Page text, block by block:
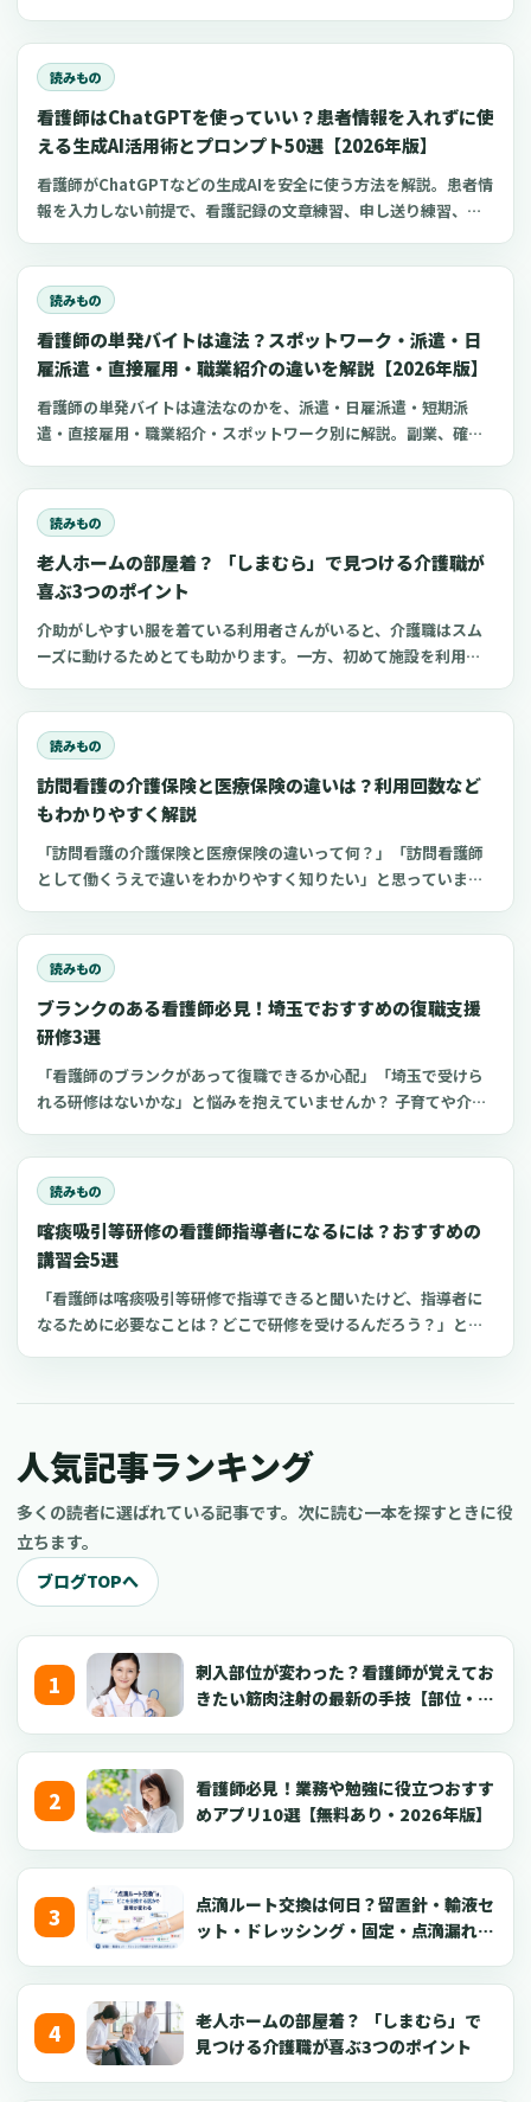
び方、針のゲージと長さ、皮下注射との違い、神経損傷やSIRVA
を避けるポイント、ワクチン接種時の手順までわかりやすく解説
します。
読みもの
看護師はChatGPTを使っていい？患者情報を入れずに使
える生成AI活用術とプロンプト50選【2026年版】
看護師がChatGPTなどの生成AIを安全に使う方法を解説。患者情
報を入力しない前提で、看護記録の文章練習、申し送り練習、復
読みもの
看護師の単発バイトは違法？スポットワーク・派遣・日
雇派遣・直接雇用・職業紹介の違いを解説【2026年版】
看護師の単発バイトは違法なのかを、派遣・日雇派遣・短期派
遣・直接雇用・職業紹介・スポットワーク別に解説。副業、確定
点も整理します。
読みもの
老人ホームの部屋着？ 「しまむら」で見つける介護職が
喜ぶ3つのポイント
介助がしやすい服を着ている利用者さんがいると、介護職はスム
ーズに動けるためとても助かります。一方、初めて施設を利用す
道府県に約1,400店舗ある「しまむら」で手に入れられるアイテ
ムを中心に、老人ホームに入所した利用者さんと介護職にとって
快適な部屋着のポイントをご紹介します。
読みもの
訪問看護の介護保険と医療保険の違いは？利用回数など
もわかりやすく解説
「訪問看護の介護保険と医療保険の違いって何？」「訪問看護師
として働くうえで違いをわかりやすく知りたい」と思っていませ
れる場合があります。どちらの保険が適用になるのかは利用者さ
んの年齢や病状などによって異なり、看護師が判断するのは難し
いもの。 今回は、訪問看護で適用される介護保険と医療保険の違
いなどについて、わかりやすく解説します。
読みもの
ブランクのある看護師必見！埼玉でおすすめの復職支援
研修3選
「看護師のブランクがあって復職できるか心配」「埼玉で受けら
れる研修はないかな」と悩みを抱えていませんか？ 子育てや介護
の看護技術に不安を感じてしまうもの。近年、厚生労働省などが
潜在看護師の復職支援に力を入れています。復職支援研修を活用
すれば、ブランク看護師でもスムーズな復職がかなえられます。
今回は、埼玉でおすすめの看護師向け復職支援研修をご紹介しま
す。
読みもの
喀痰吸引等研修の看護師指導者になるには？おすすめの
講習会5選
「看護師は喀痰吸引等研修で指導できると聞いたけど、指導者に
なるために必要なことは？どこで研修を受けるんだろう？」と思
かせるかもしれません 。今回は、喀痰吸引等研修の指導教員にな
人気記事ランキング
多くの読者に選ばれている記事です。次に読む一本を探すときに役
立ちます。
ブログTOPへ
刺入部位が変わった？看護師が覚えてお
きたい筋肉注射の最新の手技【部位・
看護師必見！業務や勉強に役立つおすす
めアプリ10選【無料あり・2026年版】
点滴ルート交換は何日？留置針・輸液セ
ット・ドレッシング・固定・点滴漏れ対
老人ホームの部屋着？ 「しまむら」で
見つける介護職が喜ぶ3つのポイント